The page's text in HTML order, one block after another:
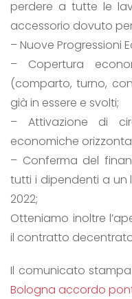
perdere a tutte le
accessorio dovuto per
– Nuove Progressioni
– Copertura
(comparto, turno,
già in essere e svolti;
– Attivazione di
economiche
– Conferma del
tutti i dipendenti a un
2022;
Otteniamo inoltre
il contratto
Il comunicato stampa
Bologna accordo